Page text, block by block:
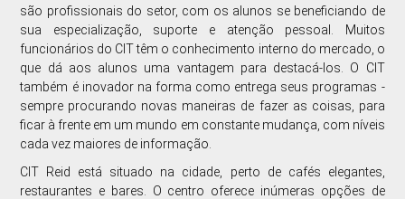
são profissionais do setor, com os alunos se beneficiando de
sua especialização, suporte e atenção pessoal. Muitos
funcionários do CIT têm o conhecimento interno do mercado, o
que dá aos alunos uma vantagem para destacá-los. O CIT
também é inovador na forma como entrega seus programas -
sempre procurando novas maneiras de fazer as coisas, para
ficar à frente em um mundo em constante mudança, com níveis
cada vez maiores de informação.
CIT Reid está situado na cidade, perto de cafés elegantes,
restaurantes e bares. O centro oferece inúmeras opções de